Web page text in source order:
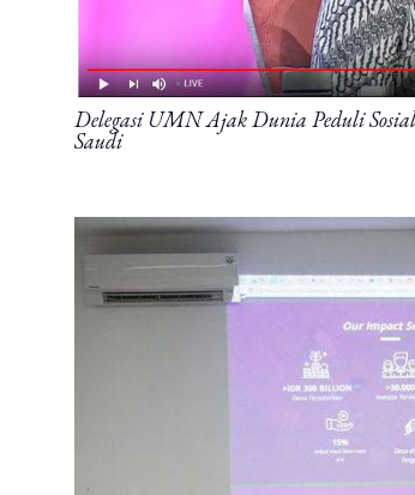
Delegasi UMN Ajak Dunia Peduli
Saudi